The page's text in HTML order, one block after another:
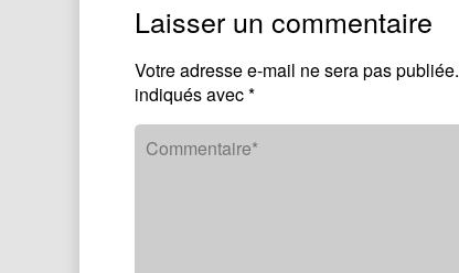
Laisser un commentaire
Votre adresse e-mail ne sera pas publiée.
indiqués avec*